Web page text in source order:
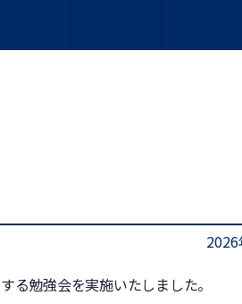
る勉強会を実施いたしました。